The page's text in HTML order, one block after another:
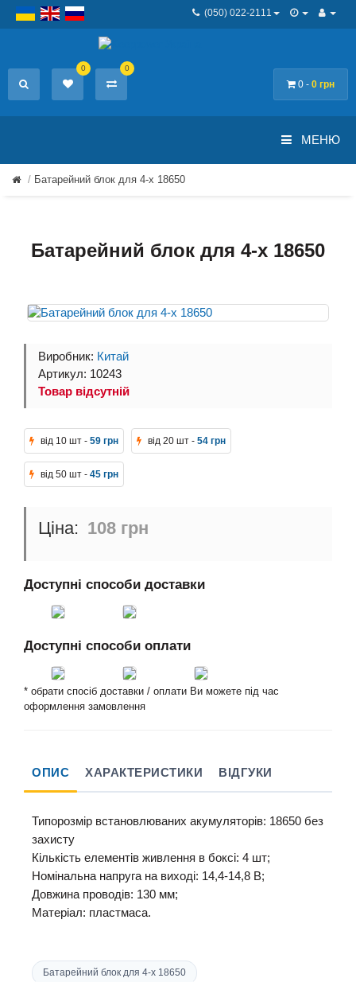
(050) 022-2111
0 - 0 грн
0 0
МЕНЮ
Батарейний блок для 4-х 18650
Батарейний блок для 4-х 18650
Виробник: Китай
Артикул: 10243
Товар відсутній
від 10 шт - 59 грн від 20 шт - 54 грн
від 50 шт - 45 грн
108 грн
Доступні способи доставки
Доступні способи оплати
* обрати спосіб доставки / оплати Ви можете під час
оформлення замовлення
ОПИС ХАРАКТЕРИСТИКИ ВІДГУКИ
Типорозмір встановлюваних акумуляторів: 18650 без
захисту
Кількість елементів живлення в боксі: 4 шт;
Номінальна напруга на виході: 14,4-14,8 В;
Довжина проводів: 130 мм;
Матеріал: пластмаса.
Батарейний блок для 4-х 18650